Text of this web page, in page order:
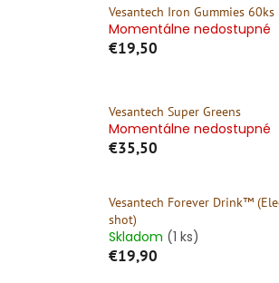
Vesantech Iron Gummies 60ks
Momentálne nedostupné
€19,50
Vesantech Super Greens
Momentálne nedostupné
€35,50
Vesantech Forever Drink™
shot)
Skladom (1 ks)
€19,90